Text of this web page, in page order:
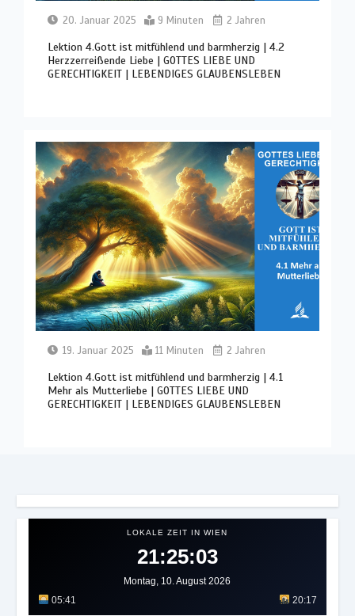
20. Januar 2025 9 Minuten 2 Jahren
Lektion 4.Gott ist mitfühlend und barmherzig | 4.2
Herzzerreißende Liebe | GOTTES LIEBE UND
GERECHTIGKEIT | LEBENDIGES GLAUBENSLEBEN
19. Januar 2025 11 Minuten 2 Jahren
Lektion 4.Gott ist mitfühlend und barmherzig | 4.1
Mehr als Mutterliebe | GOTTES LIEBE UND
GERECHTIGKEIT | LEBENDIGES GLAUBENSLEBEN
LOKALE ZEIT IN WIEN
21:25:07
Montag, 10. August 2026
05:41
20:17